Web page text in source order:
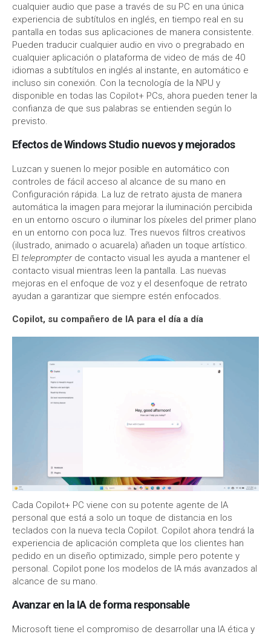
cualquier audio que pase a través de su PC en una única
experiencia de subtítulos en inglés, en tiempo real en su
pantalla en todas sus aplicaciones de manera consistente.
Pueden traducir cualquier audio en vivo o pregrabado en
cualquier aplicación o plataforma de video de más de 40
idiomas a subtítulos en inglés al instante, en automático e
incluso sin conexión. Con la tecnología de la NPU y
disponible en todas las Copilot+ PCs, ahora pueden tener la
confianza de que sus palabras se entienden según lo
previsto.
Efectos de Windows Studio nuevos y mejorados
Luzcan y suenen lo mejor posible en automático con
controles de fácil acceso al alcance de su mano en
Configuración rápida. La luz de retrato ajusta de manera
automática la imagen para mejorar la iluminación percibida
en un entorno oscuro o iluminar los píxeles del primer plano
en un entorno con poca luz. Tres nuevos filtros creativos
(ilustrado, animado o acuarela) añaden un toque artístico.
El teleprompterde contacto visual les ayuda a mantener el
contacto visual mientras leen la pantalla. Las nuevas
mejoras en el enfoque de voz y el desenfoque de retrato
ayudan a garantizar que siempre estén enfocados.
Copilot, su compañero de IA para el día a día
Cada Copilot+ PC viene con su potente agente de IA
personal que está a solo un toque de distancia en los
teclados con la nueva tecla Copilot. Copilot ahora tendrá la
experiencia de aplicación completa que los clientes han
pedido en un diseño optimizado, simple pero potente y
personal. Copilot pone los modelos de IA más avanzados al
alcance de su mano.
Avanzar en la IA de forma responsable
Microsoft tiene el compromiso de desarrollar una IA ética y